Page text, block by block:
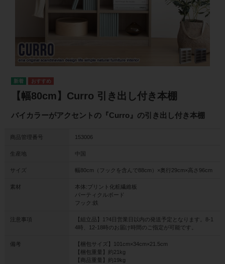
【幅80cm】Curro 引き出し付き本棚
バイカラーがアクセントの『Curro』の引き出し付き本棚
商品管理番号 153006
生産地 中国
サイズ 幅80cm（フックを含んで88cm）×奥行29cm×高さ96cm
素材
本体:プリント化粧繊維板
パーティクルボード
フック:鉄
注意事項
【組立品】1?4日営業日以内の発送予定となります。8-1
4時、12-18時のお届け時間のご指定が可能です。
備考
【梱包サイズ】101cm×34cm×21.5cm
【梱包重量】約21kg
【商品重量】約19kg